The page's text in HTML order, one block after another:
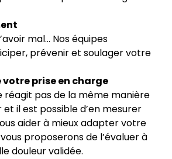
mal… Nos équipes
prévenir et soulager votre
votre prise en charge
réagit pas de la même manière
il est possible d’en mesurer
aider à mieux adapter votre
proposerons de l’évaluer à
douleur validée.